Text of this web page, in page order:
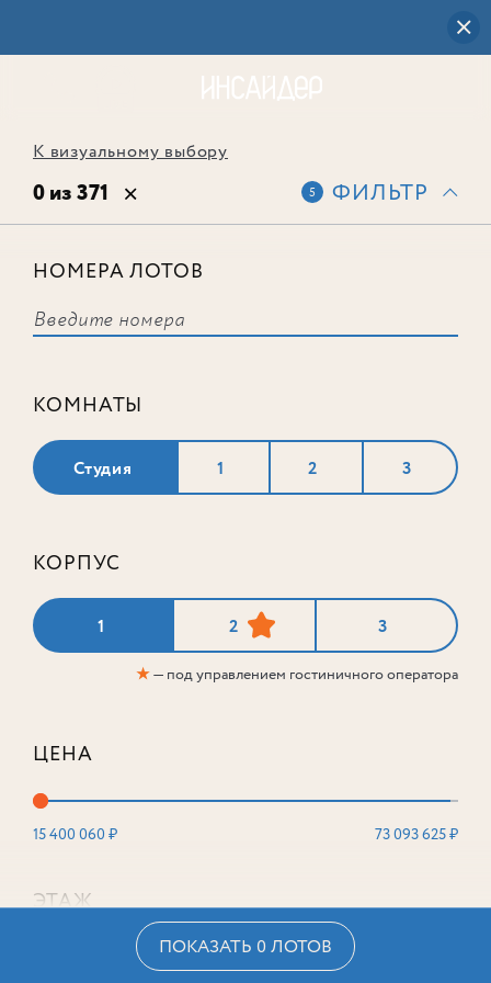
К визуальному выбору
0 из 371 5 ФИЛЬТР
НОМЕРА ЛОТОВ
КОМНАТЫ
Студия 1 2 3
КОРПУС
1 2 3
★— под управлением гостиничного оператора
ЦЕНА
15 400 060 ₽ 73 093 625 ₽
ЭТАЖ
ПОКАЗАТЬ 0 ЛОТОВ
соответствует ни одного лота